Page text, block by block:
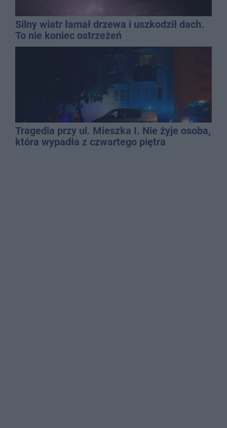
Silny wiatr łamał drzewa i uszkodził dach.
To nie koniec ostrzeżeń
Tragedia przy ul. Mieszka I. Nie żyje osoba,
która wypadła z czwartego piętra